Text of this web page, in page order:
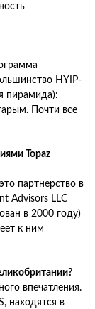
HYIP-
пирамида):
Почти все
Topaz
партнерство в
Advisors LLC
в 2000 году)
к ним
впечатления.
находятся в